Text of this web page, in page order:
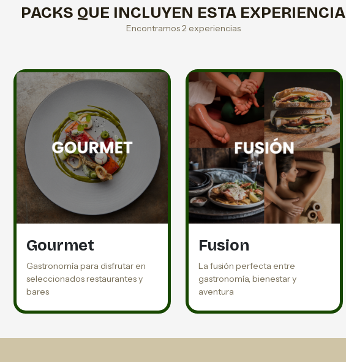
PACKS QUE INCLUYEN ESTA EXPERIENCIA
Encontramos 2 experiencias
Gourmet
Gastronomía para disfrutar en
seleccionados restaurantes y
bares
Fusion
La fusión perfecta entre
gastronomía, bienestar y
aventura